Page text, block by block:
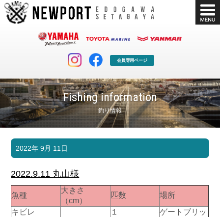
会員専用ページ
Fishing information
釣り情報
マリンクラブ
マリンライフを堪能したい！
ボート販売
ボート免許
長年の実績と信頼！
店舗情報 公式ブログ
Blog
2022年 9月 11日
2022.9.11 丸山様
魚種
大きさ
（cm）
匹数
場所
キビレ
１
ゲートブリッ